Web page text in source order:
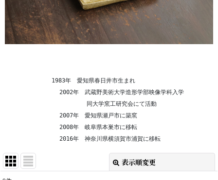
1983年　愛知県春日井市生まれ
                2002年　武蔵野美術大学造形学部映像学科入学
                        同大学窯工研究会にて活動
                2007年　愛知県瀬戸市に築窯
                2008年　岐阜県本巣市に移転
                2016年　神奈川県横須賀市浦賀に移転
表示順変更